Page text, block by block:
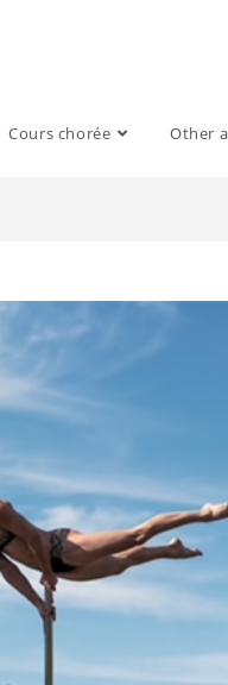
Cours chorée Other